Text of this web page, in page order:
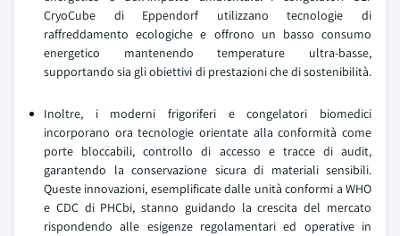
CryoCube di Eppendorf utilizzano tecnologie di
raffreddamento ecologiche e offrono un basso consumo
energetico mantenendo temperature ultra-basse,
supportando sia gli obiettivi di prestazioni che di sostenibilità.
Inoltre, i moderni frigoriferi e congelatori biomedici
incorporano ora tecnologie orientate alla conformità come
porte bloccabili, controllo di accesso e tracce di audit,
garantendo la conservazione sicura di materiali sensibili.
Queste innovazioni, esemplificate dalle unità conformi a WHO
e CDC di PHCbi, stanno guidando la crescita del mercato
rispondendo alle esigenze regolamentari ed operative in